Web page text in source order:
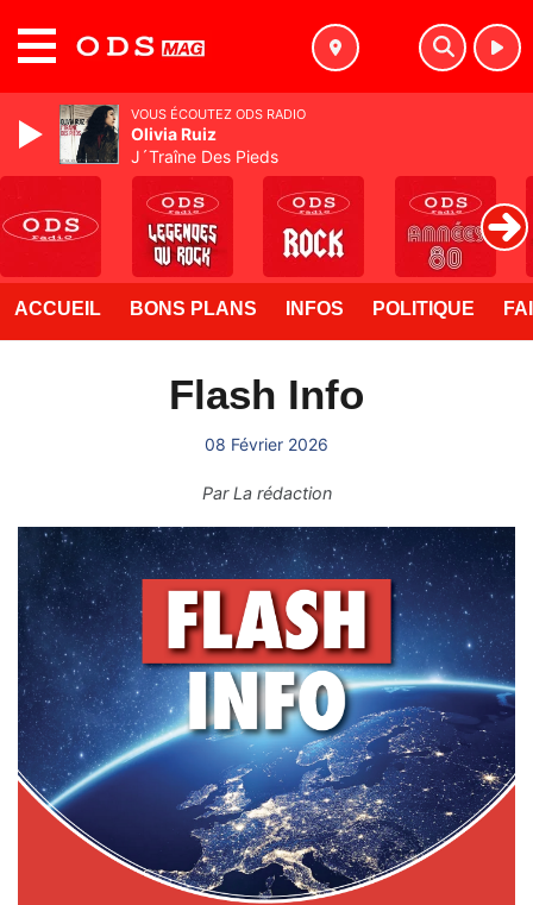
ACCUEIL BONS PLANS INFOS POLITIQUE
Flash Info
08 Février 2026
ParLa rédaction
VOUS ÉCOUTEZ ODS RADIO
Olivia Ruiz
J´Traîne Des Pieds